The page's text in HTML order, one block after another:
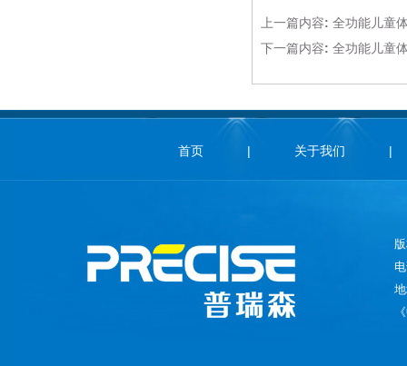
上一篇内容: 全功能儿童
下一篇内容: 全功能儿童
首页 | 关于我们 |